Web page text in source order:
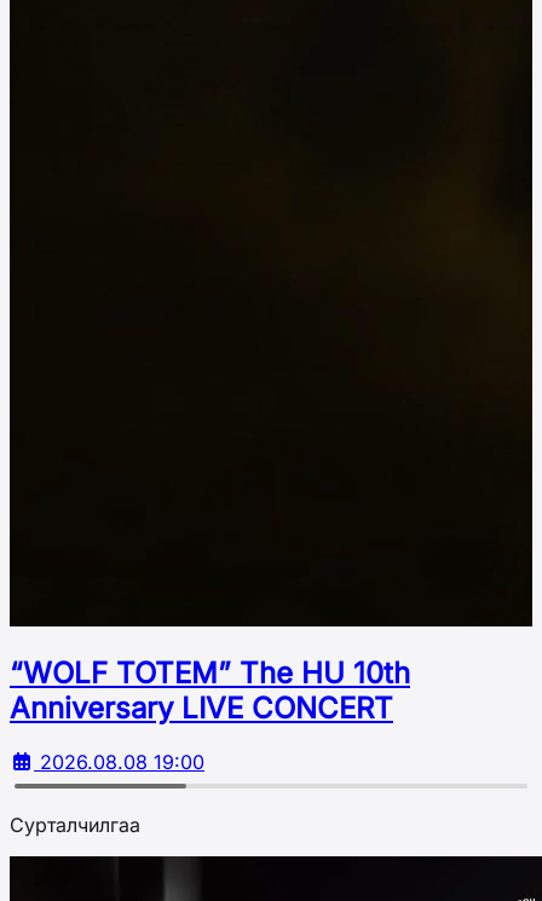
“WOLF TOTEM” The HU 10th
Аnniversary LIVE CONCERT
2026.08.08 19:00
Сурталчилгаа